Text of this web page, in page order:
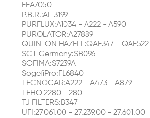
EFA7050
P.B.R.:AI-3199
PURFLUX:A1034 - A222 - A590
PUROLATOR:A27889
QUINTON HAZELL:QAF347 - QAF522
SCT Germany:SB096
SOFIMA:S7239A
SogefiPro:FL6840
TECNOCAR:A222 - A473 - A879
TEHO:2280 - 280
TJ FILTERS:B347
UFI:27.061.00 - 27.239.00 - 27.601.00